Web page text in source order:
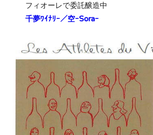
フィオーレで委託醸造中
千夢ﾜｲﾅﾘｰ／空ｰSoraｰ